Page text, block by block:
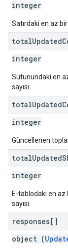
integer
Satırdaki en az
totalUpdated
integer
Sütunundaki en
sayısı.
totalUpdated
integer
Güncellenen
totalUpdated
integer
E-tablodaki en
sayısı.
responses[]
object (